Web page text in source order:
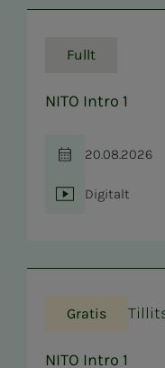
Fullt
NITO Intro 1
Tid
20.08.2026
Sted
Digitalt
Gratis
NITO Intro 1